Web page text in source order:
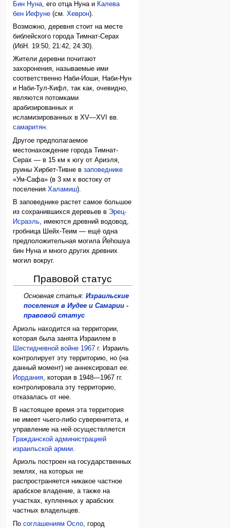
Бин Нуна , его отца Нуна и Калева
бен Иефуне (см.Хеврон).
Возможно, деревня стоит на месте
библейского города Тимнат-Серах
(ИбН. 19:50, 21:42, 24:30).
Жители деревни почитают
захоронения, называемые ими
соответственно Наби-Иоши, Наби-Нун
и Наби-Тул-Кифл, так как, очевидно,
являются потомками
арабизированных и
исламизированных в XV—XVI вв.
самаритян.
Другое предполагаемое
местонахождение города Тимнат-
Серах — в 15 км к югу от Ариэля,
руины Хирбет-Тивне взаповеднике
«Ум-Сафа» (в 3 км к востоку от
поселенияХаламиш).
В заповеднике растет самое большое
из сохранившихся деревьев в Эрец-
Исраэль, имеются древний водовод,
гробница Шейх-Теим — ещё одна
предположительная могила Йеhошуа
бин Нуна и много других древних
могил вокруг.
Правовой статус
Основная статья: Израильские
поселения в Иудее и Самарии -
правовой статус
Ариэль находится на территории,
которая была занята Израилем в
Шестидневной войне 1967 г. Израиль
контролирует эту территорию, но (на
данный момент) не аннексировал ее.
Иордания , которая в 1948—1967 гг.
контролировала эту территорию,
отказалась от нее.
В настоящее время эта территория
не имеет чьего-либо суверенитета, и
управление на ней осуществляется
Гражданской администрацией
израильской армии.
Ариэль построен на государственных
землях, на которых не
распространяется никакое частное
арабское владение, а также на
участках, купленных у арабских
частных владельцев.
Посоглашениям Осло , город